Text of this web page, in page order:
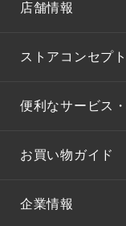
店舗情報
ストアコンセプト
便利なサービス
お買い物ガイド
企業情報